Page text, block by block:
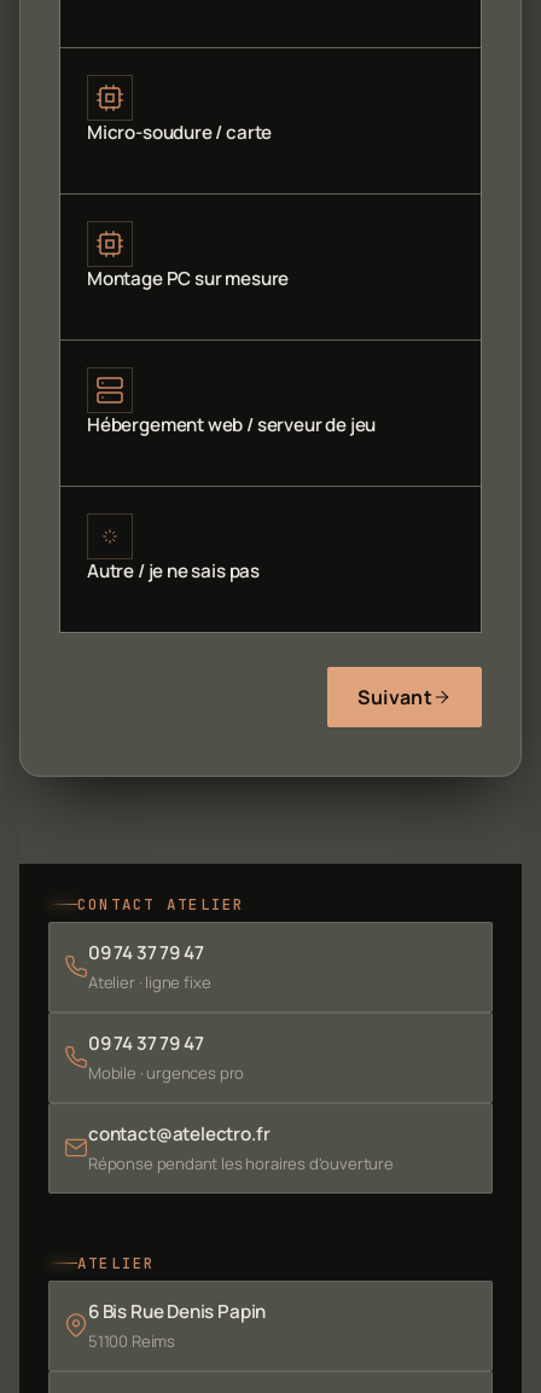
Micro-soudure / carte
Montage PC sur mesure
Hébergement web / serveur de jeu
Autre / je ne sais pas
Suivant
CONTACT ATELIER
09 74 37 79 47
Atelier · ligne fixe
09 74 37 79 47
Mobile · urgences pro
contact@atelectro.fr
Réponse pendant les horaires d'ouverture
ATELIER
6 Bis Rue Denis Papin
51100 Reims